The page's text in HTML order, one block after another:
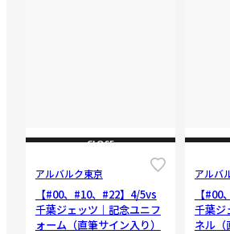
CLOSE
アルバルク東京
【#00、#10、#22】4/5vs
千葉ジェッツ｜記念ユニフ
ォーム（直筆サイン入り）
アルバ
【
千葉ジ
ネル（